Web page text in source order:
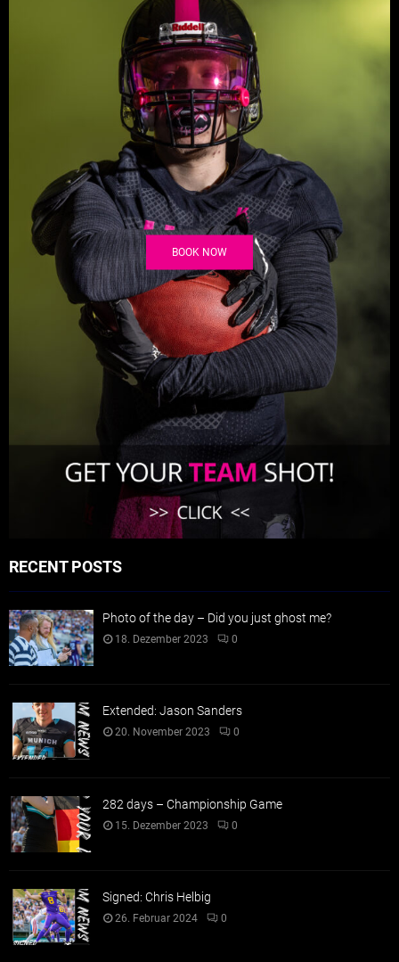
BOOK NOW
RECENT POSTS
Photo of the day – Did you just ghost me?
18. Dezember 2023 0
Extended: Jason Sanders
20. November 2023 0
282 days – Championship Game
15. Dezember 2023 0
Signed: Chris Helbig
26. Februar 2024 0